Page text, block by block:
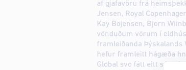
af gjafavöru frá
Jensen, Royal
Kay Bojensen, Bjorn
vönduðum vörum í
framleiðanda Þýskalands
hefur framleitt hágæða
Global svo fátt eitt sé